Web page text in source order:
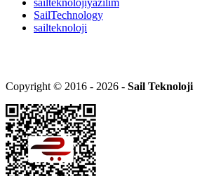
sailteknolojiyazilim
SailTechnology
sailteknoloji
Copyright © 2016 - 2026 - Sail Teknoloji